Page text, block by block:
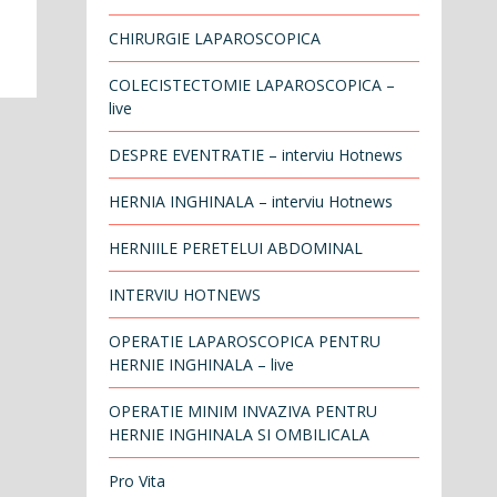
CHIRURGIE LAPAROSCOPICA
COLECISTECTOMIE LAPAROSCOPICA –
live
DESPRE EVENTRATIE – interviu Hotnews
HERNIA INGHINALA – interviu Hotnews
HERNIILE PERETELUI ABDOMINAL
INTERVIU HOTNEWS
OPERATIE LAPAROSCOPICA PENTRU
HERNIE INGHINALA – live
OPERATIE MINIM INVAZIVA PENTRU
HERNIE INGHINALA SI OMBILICALA
Pro Vita